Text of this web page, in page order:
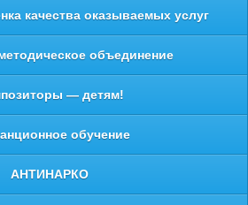
качества оказываемых услуг
объединение
— детям!
обучение
АНТИНАРКО